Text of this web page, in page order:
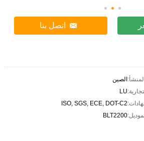
اتصل بنا
الصين
LU
ISO, SGS, ECE, DOT-C2
BLT2200